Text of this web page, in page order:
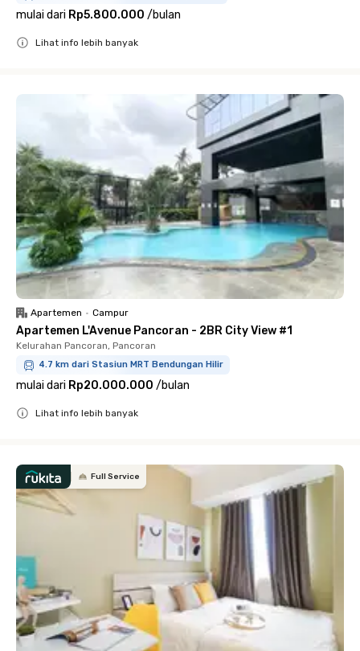
mulai dari Rp5.800.000 /bulan
Lihat info lebih banyak
Apartemen • Campur
Apartemen L'Avenue Pancoran - 2BR City View #1
Kelurahan Pancoran, Pancoran
4.7 km dari Stasiun MRT Bendungan Hilir
mulai dari Rp20.000.000 /bulan
Lihat info lebih banyak
Full Service